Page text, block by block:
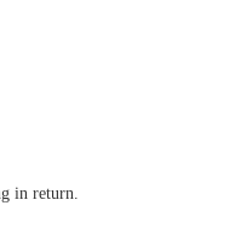
in return.